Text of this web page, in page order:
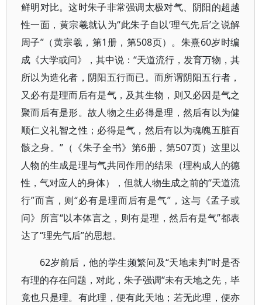
鲜明对比。这时朱子非常强调太极对气、阴阳的超越
性一面，黄宗羲就认为“此朱子自以‘理气先后’之说解
周子”（黄宗羲，第1册，第508页）。朱熹60岁时编
成《大学或问》，其中说：“天道流行，发育万物，其
所以为造化者，阴阳五行而已。而所谓阴阳五行者，
又必有是理而后有是气，及其生物，则又必因是气之
聚而后有是形。故人物之生必得是理，然后有以为健
顺仁义礼智之性；必得是气，然后有以为魂魄五脏百
骸之身。”（《朱子全书》第6册，第507页）这里以
人物的生成是理与气共同作用的结果（理构成人的德
性，气对应人的身体），但就人物生成之前的“天道流
行”而言，则“必有是理而后有是气”，这与《孟子或
问》所言“以本体言之，则有是理，然后有是气”都表
达了“理先气后”的思想。
62岁前后，他的学生频繁问及“天地未判”时是否
有理的存在问题，对此，朱子强调“未有天地之先，毕
竟也只是理。有此理，便有此天地；若无此理，便亦